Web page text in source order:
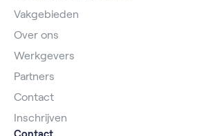
Vakgebieden
Over ons
Werkgevers
Partners
Contact
Inschrijven
Contact